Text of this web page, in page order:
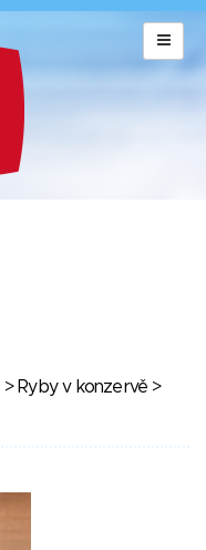
> Ryby v konzervě >